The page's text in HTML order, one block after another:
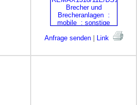
Anfrage senden| Link